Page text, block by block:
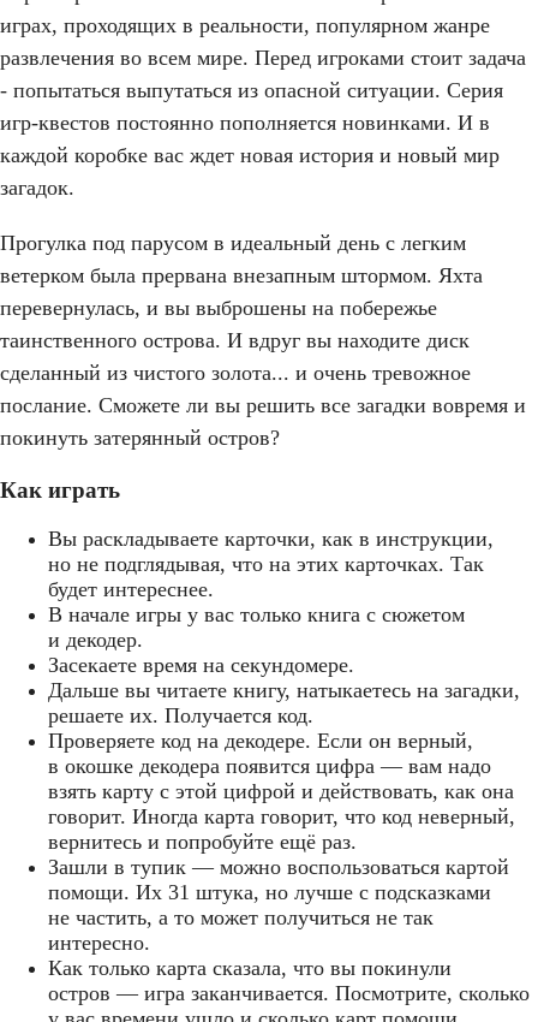
играх, проходящих в реальности, популярном жанре
развлечения во всем мире. Перед игроками стоит задача
- попытаться выпутаться из опасной ситуации. Серия
игр-квестов постоянно пополняется новинками. И в
каждой коробке вас ждет новая история и новый мир
загадок.
Прогулка под парусом в идеальный день с легким
ветерком была прервана внезапным штормом. Яхта
перевернулась, и вы выброшены на побережье
таинственного острова. И вдруг вы находите диск
сделанный из чистого золота... и очень тревожное
послание. Сможете ли вы решить все загадки вовремя и
покинуть затерянный остров?​
Как играть
Вы раскладываете карточки, как в инструкции,
но не подглядывая, что на этих карточках. Так
будет интереснее.
В начале игры у вас только книга с сюжетом
и декодер.
Засекаете время на секундомере.
Дальше вы читаете книгу, натыкаетесь на загадки,
решаете их. Получается код.
Проверяете код на декодере. Если он верный,
в окошке декодера появится цифра — вам надо
взять карту с этой цифрой и действовать, как она
говорит. Иногда карта говорит, что код неверный,
вернитесь и попробуйте ещё раз.
Зашли в тупик — можно воспользоваться картой
помощи. Их 31 штука, но лучше с подсказками
не частить, а то может получиться не так
интересно.
Как только карта сказала, что вы покинули
остров — игра заканчивается. Посмотрите, сколько